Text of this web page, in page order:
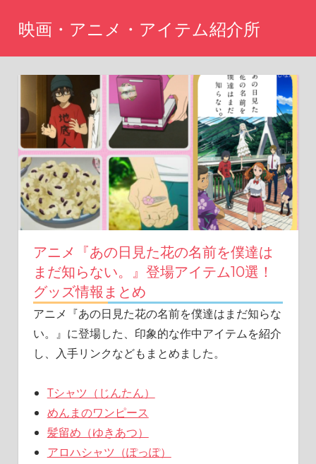
映画・アニメ・アイテム紹介所
WordPress
アニメ『あの日見た花の名前を僕達は
まだ知らない。』登場アイテム10選！
グッズ情報まとめ
アニメ『あの日見た花の名前を僕達はまだ知らな
い。』に登場した、印象的な作中アイテムを紹介
し、入手リンクなどもまとめました。
Tシャツ（じんたん）
めんまのワンピース
髪留め（ゆきあつ）
アロハシャツ（ぽっぽ）